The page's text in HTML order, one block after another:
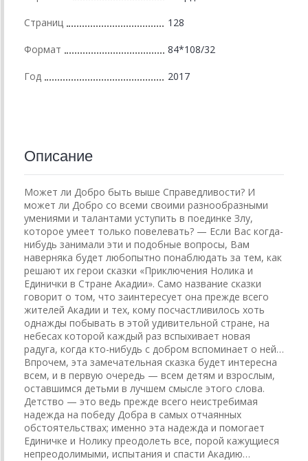
Страниц 128
Формат 84*108/32
Год 2017
Описание
Может ли Добро быть выше Справедливости? И
может ли Добро со всеми своими разнообразными
умениями и талантами уступить в поединке Злу,
которое умеет только повелевать? — Если Вас когда-
нибудь занимали эти и подобные вопросы, Вам
наверняка будет любопытно понаблюдать за тем, как
решают их герои сказки «Приключения Нолика и
Единички в Стране Акадии». Само название сказки
говорит о том, что заинтересует она прежде всего
жителей Акадии и тех, кому посчастливилось хоть
однажды побывать в этой удивительной стране, на
небесах которой каждый раз вспыхивает новая
радуга, когда кто-нибудь с добром вспоминает о ней…
Впрочем, эта замечательная сказка будет интересна
всем, и в первую очередь — всем детям и взрослым,
оставшимся детьми в лучшем смысле этого слова.
Детство — это ведь прежде всего неистребимая
надежда на победу Добра в самых отчаянных
обстоятельствах; именно эта надежда и помогает
Единичке и Нолику преодолеть все, порой кажущиеся
непреодолимыми, испытания и спасти Акадию…